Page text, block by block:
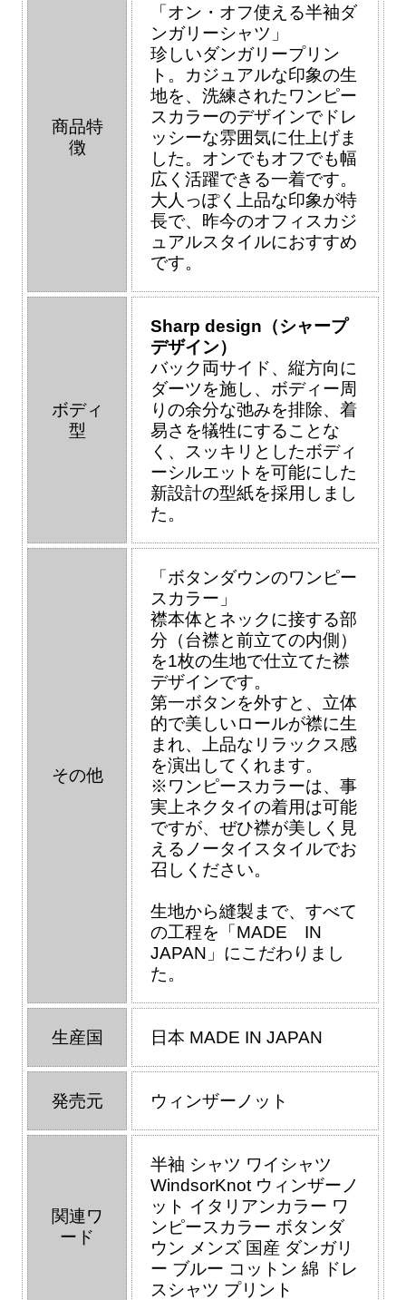
商品特
徴
「オン・オフ使える半袖ダ
ンガリーシャツ」
珍しいダンガリープリン
ト。カジュアルな印象の生
地を、洗練されたワンピー
スカラーのデザインでドレ
ッシーな雰囲気に仕上げま
した。オンでもオフでも幅
広く活躍できる一着です。
大人っぽく上品な印象が特
長で、昨今のオフィスカジ
ュアルスタイルにおすすめ
です。
ボディ
型
Sharp design（シャープ
デザイン）
バック両サイド、縦方向に
ダーツを施し、ボディー周
りの余分な弛みを排除、着
易さを犠牲にすることな
く、スッキリとしたボディ
ーシルエットを可能にした
新設計の型紙を採用しまし
た。
その他
「ボタンダウンのワンピー
スカラー」
襟本体とネックに接する部
分（台襟と前立ての内側）
を1枚の生地で仕立てた襟
デザインです。
第一ボタンを外すと、立体
的で美しいロールが襟に生
まれ、上品なリラックス感
を演出してくれます。
※ワンピースカラーは、事
実上ネクタイの着用は可能
ですが、ぜひ襟が美しく見
えるノータイスタイルでお
召しください。
生地から縫製まで、すべて
の工程を「MADE IN
JAPAN」にこだわりまし
た。
生産国 日本 MADE IN JAPAN
発売元 ウィンザーノット
関連ワ
ード
半袖 シャツ ワイシャツ
WindsorKnot ウィンザーノ
ット イタリアンカラー ワ
ンピースカラー ボタンダ
ウン メンズ 国産 ダンガリ
ー ブルー コットン 綿 ドレ
スシャツ プリント